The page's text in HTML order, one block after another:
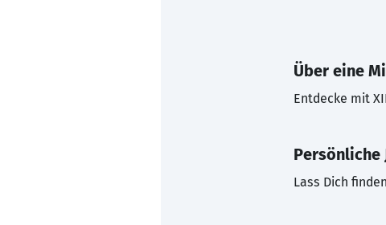
Über eine
Entdecke mit
Persönliche
Lass Dich